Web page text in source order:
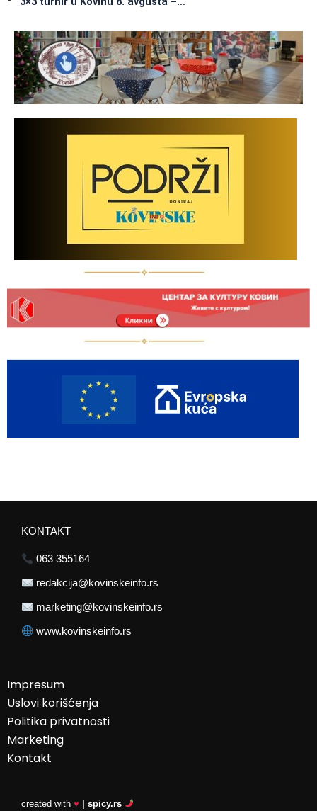
KONTAKT
063 355164
redakcija@kovinskeinfo.rs
marketing@kovinskeinfo.rs
www.kovinskeinfo.rs
Impresum
Uslovi korišćenja
Politika privatnosti
Marketing
Kontakt
created with ♥ | spicy.rs